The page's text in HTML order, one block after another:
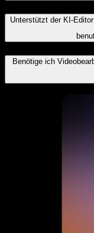
Unterstützt der KI-
Benötige ich